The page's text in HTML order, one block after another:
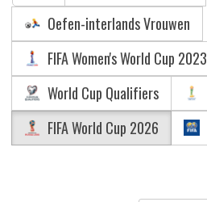
Oefen-interlands Vrouwen
FIFA Women's World Cup 2023
World Cup Qualifiers
FIFA World Cup 2026